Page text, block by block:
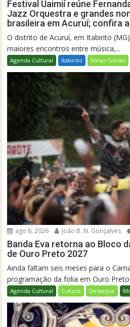
Festival Uaimií reúne
Jazz Orquestra e grandes
brasileira em Acuruí; confira
O distrito de Acuruí, em Itabirito
maiores encontros entre música,...
Agenda Cultural Itabirito Minas Gerais
ago 6, 2026 João B. N. Gonçalves
Banda Eva retorna ao Bloco
de Ouro Preto 2027
Ainda faltam seis meses para o
programação da folia em Ouro
Agenda Cultural Cultura Destaque